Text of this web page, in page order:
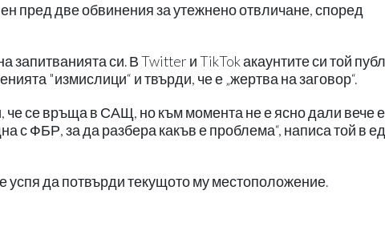
пред две обвинения за утежнено отвличане, според
запитванията си. В Twitter и TikTok акаунтите си той
"измислици“ и твърди, че е „жертва на заговор“.
че се връща в САЩ, но към момента не е ясно дали вече е
с ФБР, за да разбера какъв е проблема“, написа той в
успя да потвърди текущото му местоположение.